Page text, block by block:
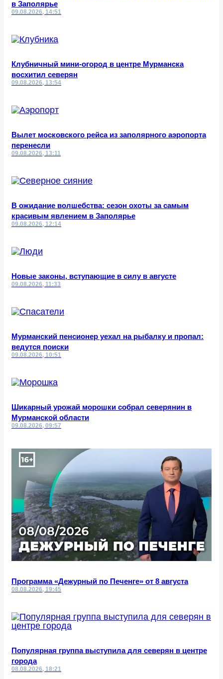
в Заполярье
09.08.2026, 14:51
Клубничный мини-огород в центре Мурманска
восхитил северян
09.08.2026, 13:54
Вылет московского рейса из заполярного аэропорта
перенесли
09.08.2026, 13:11
В ожидание волшебства: сезон охоты за самым
красивым явлением в Заполярье
09.08.2026, 12:14
Новые законы, вступающие в силу в августе
09.08.2026, 11:33
Мурманский пенсионер уехал на рыбалку и пропал:
ведутся поиски
09.08.2026, 10:51
Шикарный урожай морошки собрал северянин в
Мурманской области
09.08.2026, 09:57
Программа «Дежурный по Печенге» от 8 августа
08.08.2026, 19:45
Популярная группа выступила для северян в центре
города
08.08.2026, 18:21